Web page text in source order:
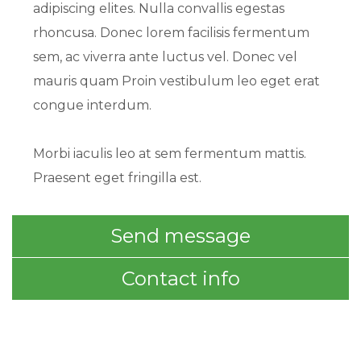
adipiscing elites. Nulla convallis egestas
rhoncusa. Donec lorem facilisis fermentum
sem, ac viverra ante luctus vel. Donec vel
mauris quam Proin vestibulum leo eget erat
congue interdum.
Morbi iaculis leo at sem fermentum mattis.
Praesent eget fringilla est.
Send message
Contact info